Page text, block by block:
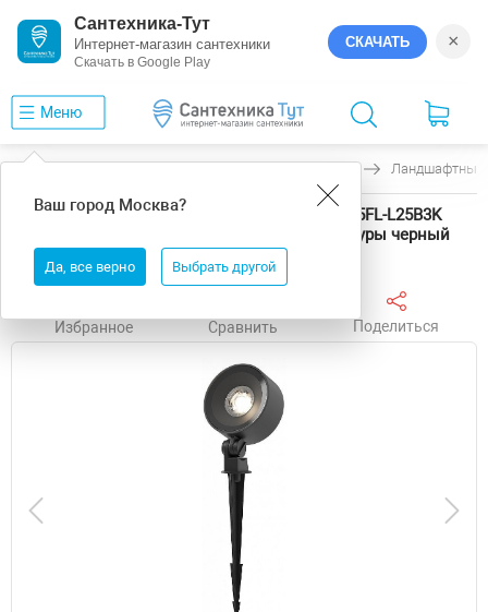
Сантехника-Тут
Интернет-магазин сантехники
Скачать в Google Play
СКАЧАТЬ ×
Меню
Ваш город Москва?
Да, все верно Выбрать другой
Ландшафтный
Ландшафтный светильник Maytoni Core O495FL-L25B3K
цвет плафона/подвески черный, цвет арматуры черный
Избранное Сравнить Поделиться